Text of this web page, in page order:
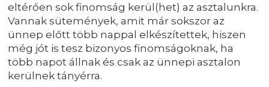
eltérően sok finomság kerül(het) az asztalunkra.
Vannak sütemények, amit már sokszor az
ünnep előtt több nappal elkészítettek, hiszen
még jót is tesz bizonyos finomságoknak, ha
több napot állnak és csak az ünnepi asztalon
kerülnek tányérra.